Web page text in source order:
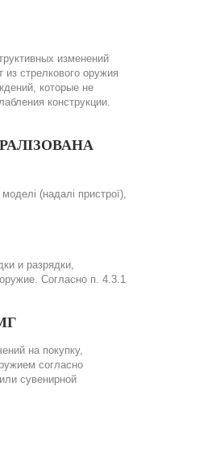
изменений
стрелкового оружия
которые не
конструкции.
(надалі пристрої),
и разрядки,
Согласно п. 4.3.1
на покупку,
согласно
сувенирной